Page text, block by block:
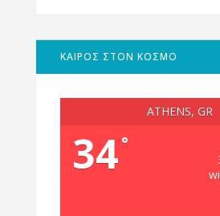
ΚΑΙΡΟΣ ΣΤΟΝ ΚΟΣΜΟ
ATHENS, GR
34°